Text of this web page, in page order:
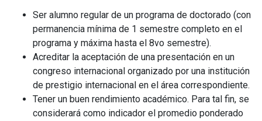
Ser alumno regular de un programa de doctorado (con
permanencia mínima de 1 semestre completo en el
programa y máxima hasta el 8vo semestre).
Acreditar la aceptación de una presentación en un
congreso internacional organizado por una institución
de prestigio internacional en el área correspondiente.
Tener un buen rendimiento académico. Para tal fin, se
considerará como indicador el promedio ponderado